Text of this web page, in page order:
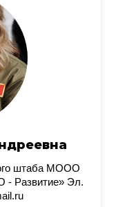
штаба МООО
Развитие» Эл.